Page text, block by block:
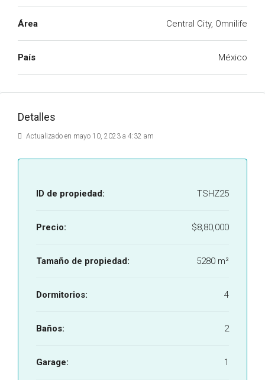
Área Central City, Omnilife
País México
Detalles
Actualizado en mayo 10, 2023 a 4:32 am
ID de propiedad: TSHZ25
Precio: $8,80,000
Tamaño de propiedad: 5280 m²
Dormitorios: 4
Baños: 2
Garage: 1